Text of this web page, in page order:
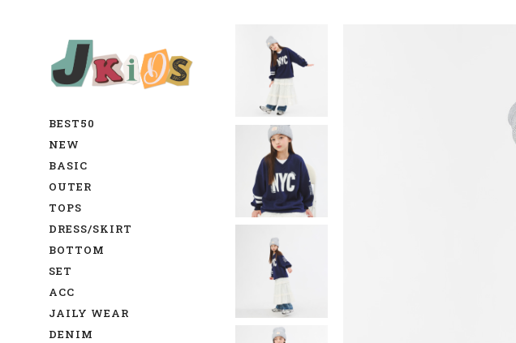
BEST50
NEW
BASIC
OUTER
TOPS
DRESS/SKIRT
BOTTOM
SET
ACC
JAILY WEAR
DENIM